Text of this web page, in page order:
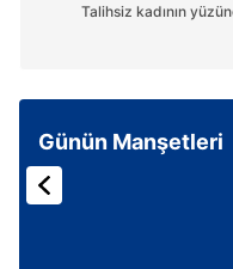
Talihsiz kadının
Günün Manşetleri